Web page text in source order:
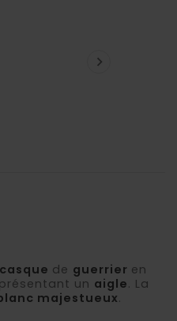

casque de guerrier en
un aigle. La
majestueux.